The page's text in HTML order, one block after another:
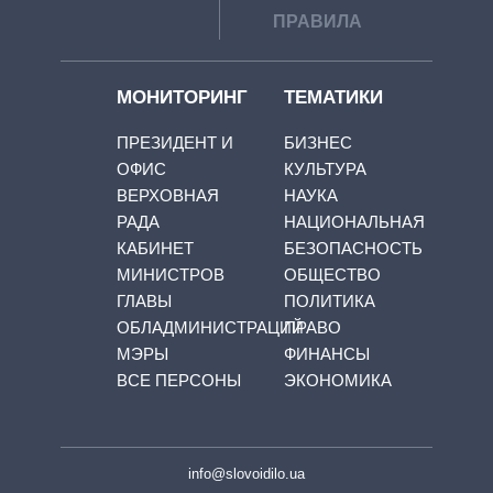
ПРАВИЛА
МОНИТОРИНГ
ПРЕЗИДЕНТ И
ОФИС
ВЕРХОВНАЯ
РАДА
КАБИНЕТ
МИНИСТРОВ
ГЛАВЫ
ОБЛАДМИНИСТРАЦИЙ
МЭРЫ
ВСЕ ПЕРСОНЫ
ТЕМАТИКИ
БИЗНЕС
КУЛЬТУРА
НАУКА
НАЦИОНАЛЬНАЯ
БЕЗОПАСНОСТЬ
ОБЩЕСТВО
ПОЛИТИКА
ПРАВО
ФИНАНСЫ
ЭКОНОМИКА
info@slovoidilo.ua